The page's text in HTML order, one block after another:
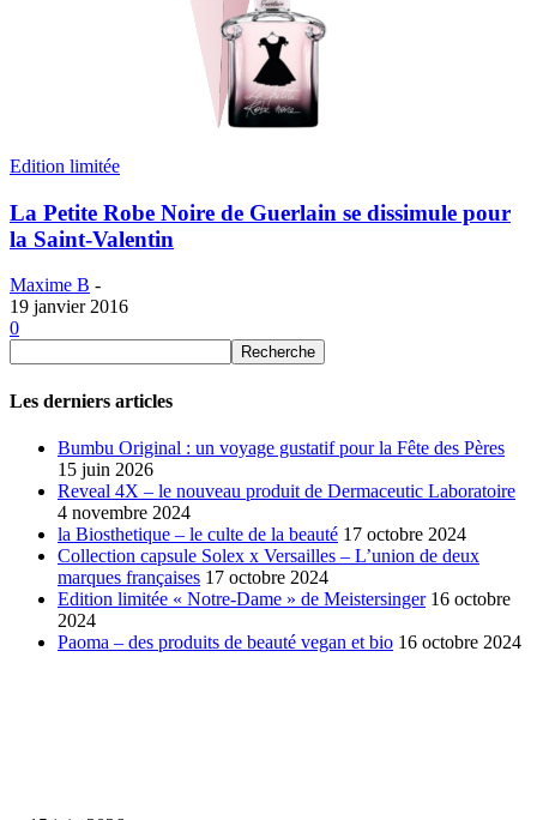
Edition limitée
La Petite Robe Noire de Guerlain se dissimule pour
la Saint-Valentin
Maxime B -
19 janvier 2016
0
Les derniers articles
Bumbu Original : un voyage gustatif pour la Fête des Pères
15 juin 2026
Reveal 4X – le nouveau produit de Dermaceutic Laboratoire
4 novembre 2024
la Biosthetique – le culte de la beauté 17 octobre 2024
Collection capsule Solex x Versailles – L’union de deux
marques françaises 17 octobre 2024
Edition limitée « Notre-Dame » de Meistersinger 16 octobre
2024
Paoma – des produits de beauté vegan et bio 16 octobre 2024